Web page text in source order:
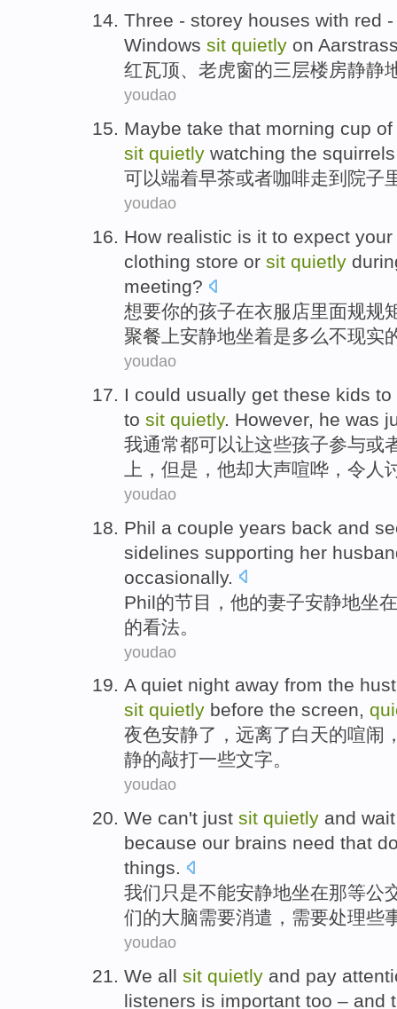
Three - storey houses with red
Windows sit quietly on
红瓦顶、 老虎窗的三层楼房静静
youdao
Maybe take that morning cup of
sit quietly watching the squirrels
可以端着早茶或者咖啡走到 院子
youdao
How realistic is it to expect your
clothing store or sit quietly
meeting?
想要你的孩子在衣服 店里面规规
聚餐上安静地坐着是多么不现实
youdao
I could usually get these kids to
to sit quietly. However, he was
我通常都可以让这些孩子参与或
上 ， 但是 ， 他却大声喧哗，令人
youdao
Phil a couple years back and
sidelines supporting her
occasionally.
Phil的节目， 他的妻子安静地坐在
的看法。
youdao
A quiet night away from the
sit quietly before the screen,
夜色安静了， 远离了白天的喧闹
静的敲打一些文字。
youdao
We can't just sit quietly and
because our brains need that
things.
我们 只是不能安静地坐在那等公
们的大脑需要消遣， 需要处理些
youdao
We all sit quietly and pay
listeners is important too – and